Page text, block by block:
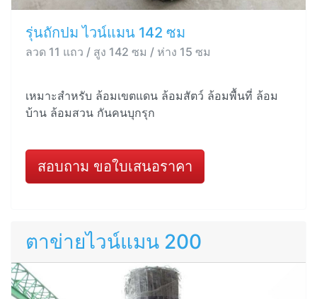
รุ่นถักปม ไวน์แมน 142 ซม
ลวด 11 แถว / สูง 142 ซม / ห่าง 15 ซม
เหมาะสำหรับ ล้อมเขตแดน ล้อมสัตว์ ล้อมพื้นที่ ล้อม
บ้าน ล้อมสวน กันคนบุกรุก
สอบถาม ขอใบเสนอราคา
ตาข่ายไวน์แมน 200